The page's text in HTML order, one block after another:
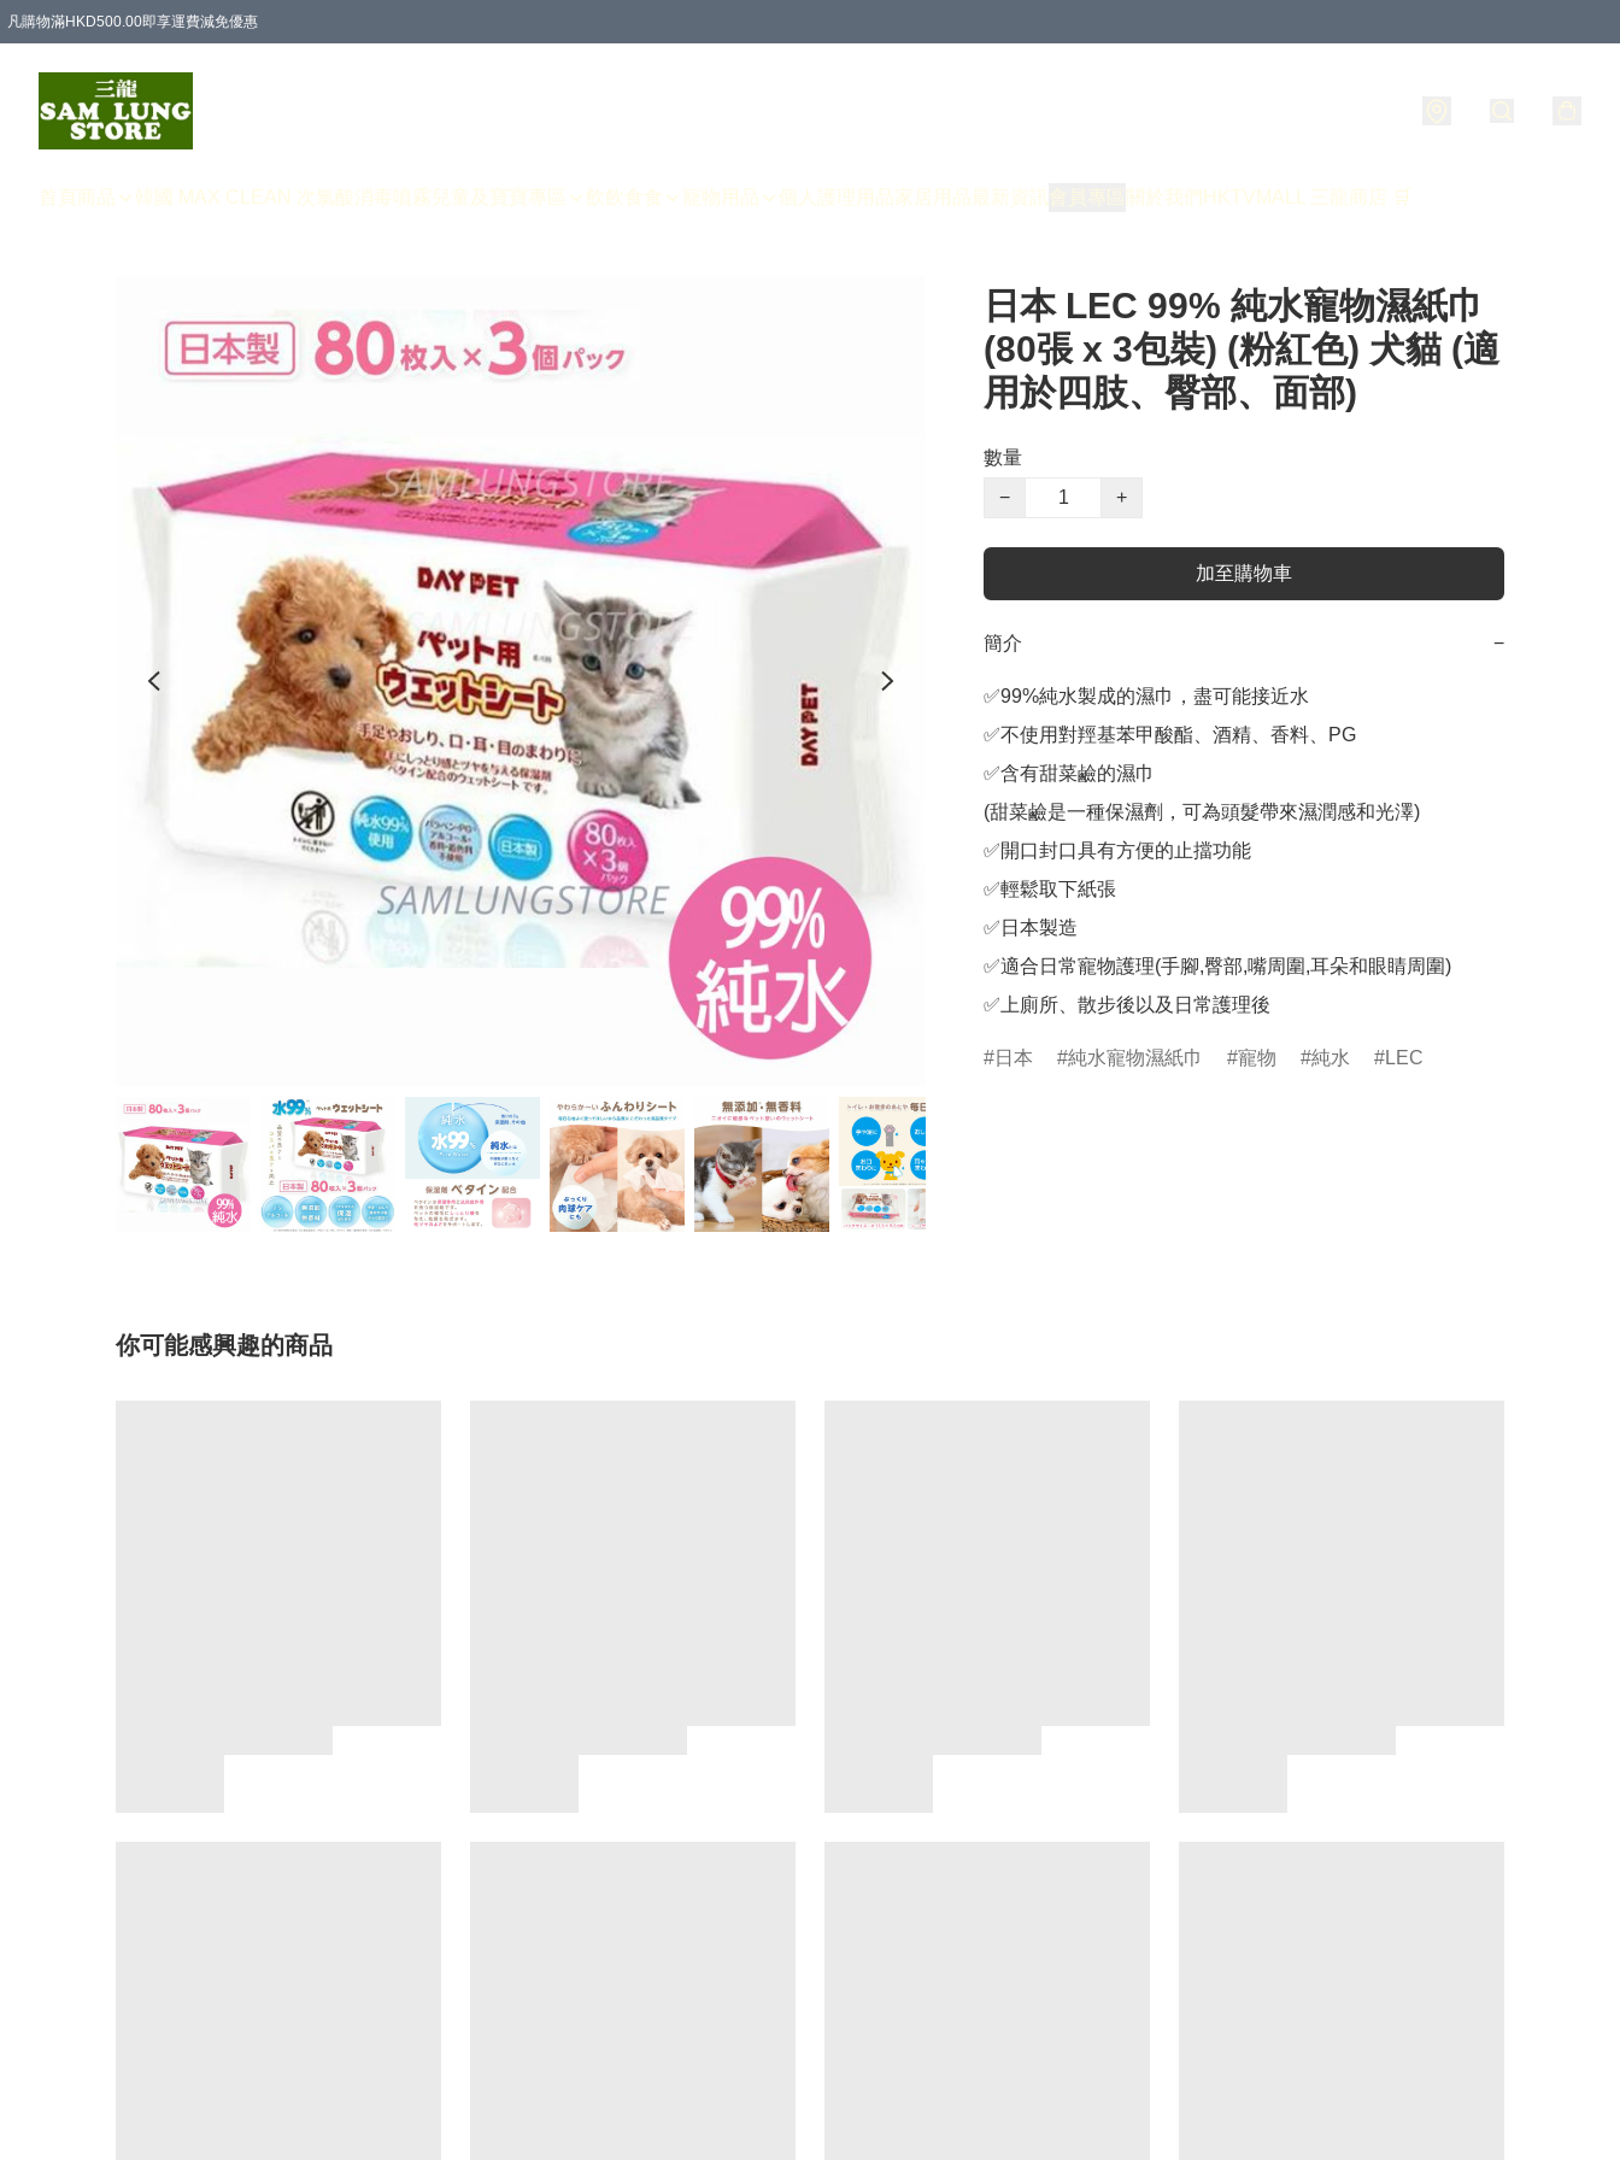
凡購物滿HKD500.00即享運費減免優惠
首頁 商品 韓國 MAX CLEAN 次氯酸消毒噴霧 兒童及寶寶專區 飲飲食食 寵物用品 個人護理用品家居用品 最新資訊 關於我們 HKTVMALL 三龍商店 🛒
日本 LEC 99% 純水寵物濕紙巾
(80張 x 3包裝) (粉紅色) 犬貓 (適
用於四肢、臀部、面部)
數量
−
+
加至購物車
簡介 −
✅99%純水製成的濕巾，盡可能接近水
✅不使用對羥基苯甲酸酯、酒精、香料、PG
✅含有甜菜鹼的濕巾
(甜菜鹼是一種保濕劑，可為頭髮帶來濕潤感和光澤)
✅開口封口具有方便的止擋功能
✅輕鬆取下紙張
✅日本製造
✅適合日常寵物護理(手腳,臀部,嘴周圍,耳朵和眼睛周圍)
✅上廁所、散步後以及日常護理後
日本 純水寵物濕紙巾 寵物 純水 LEC
你可能感興趣的商品